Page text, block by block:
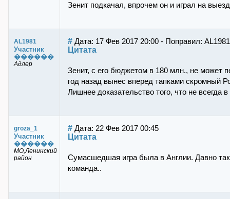
Зенит подкачал, впрочем он и играл на
AL1981
Участник
������
Адлер
# Дата: 17 Фев 2017 20:00 - Поправил: AL1981
Цитата
Зенит, с его бюджетом в 180 млн., не может
год назад вынес вперед тапками скромный
Лишнее доказательство того, что не всегда
groza_1
Участник
������
МО,Ленинский
район
# Дата: 22 Фев 2017 00:45
Цитата
Сумасшедшая игра была в Англии. Давно
команда..